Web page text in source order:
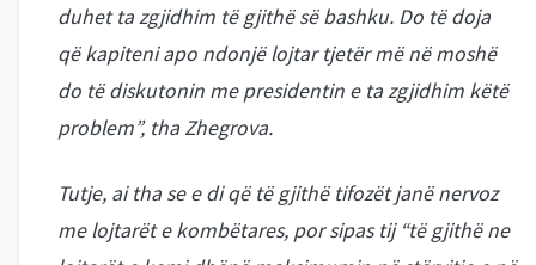
duhet ta zgjidhim të gjithë së bashku. Do të doja
që kapiteni apo ndonjë lojtar tjetër më në moshë
do të diskutonin me presidentin e ta zgjidhim këtë
problem”, tha Zhegrova.
Tutje, ai tha se e di që të gjithë tifozët janë nervoz
me lojtarët e kombëtares, por sipas tij “të gjithë ne